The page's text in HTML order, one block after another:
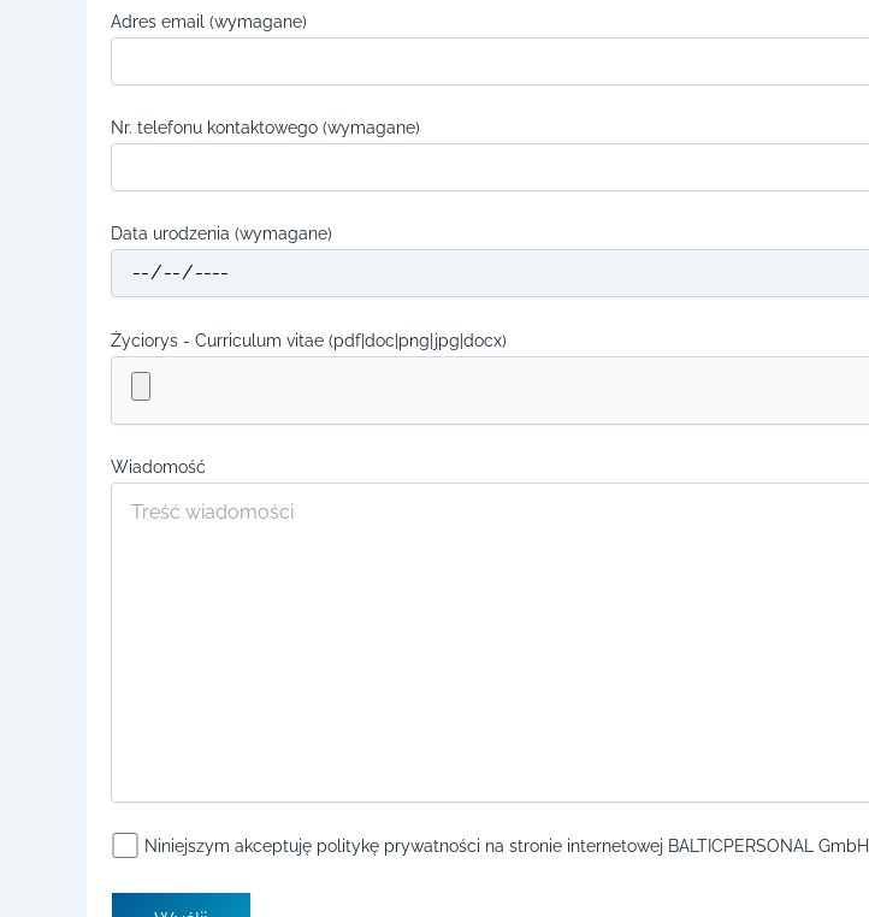
Adres email (wymagane)
Nr. telefonu kontaktowego (wymagane)
Data urodzenia (wymagane)
Życiorys - Curriculum vitae (pdf|doc|png|jpg|docx)
Wiadomość
Niniejszym akceptuję politykę prywatności na stronie internetowej BALTICPERSONAL GmbH